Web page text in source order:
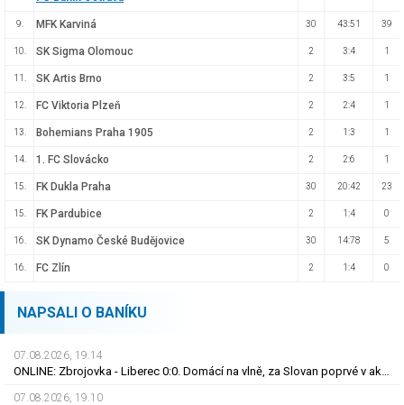
9. MFK Karviná 30 43:51 39
10. SK Sigma Olomouc 2 3:4 1
11. SK Artis Brno 2 3:5 1
12. FC Viktoria Plzeň 2 2:4 1
13. Bohemians Praha 1905 2 1:3 1
14. 1. FC Slovácko 2 2:6 1
15. FK Dukla Praha 30 20:42 23
15. FK Pardubice 2 1:4 0
16. SK Dynamo České Budějovice 30 14:78 5
16. FC Zlín 2 1:4 0
NAPSALI O BANÍKU
07.08.2026, 19.14
ONLINE: Zbrojovka - Liberec 0:0. Domácí na vlně, za Slovan poprvé v akci Bořil
07.08.2026, 19.10